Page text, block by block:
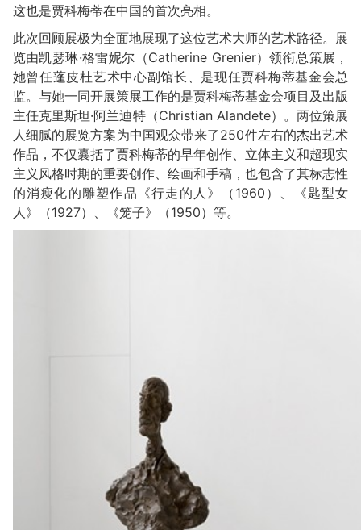
这也是贾科梅蒂在中国的首次亮相。
此次回顾展极为全面地展现了这位艺术大师的艺术路径。展
览由凯瑟琳·格雷妮尔（Catherine Grenier）领衔总策展，
她曾任蓬皮杜艺术中心副馆长、是现任贾科梅蒂基金会总
监。与她一同开展策展工作的是贾科梅蒂基金会项目及出版
主任克里斯坦·阿兰迪特（Christian Alandete）。两位策展
人细腻的展览方案为中国观众带来了250件左右的杰出艺术
作品，不仅囊括了贾科梅蒂的早年创作、立体主义和超现实
主义风格时期的重要创作、绘画和手稿，也包含了其标志性
的消瘦化的雕塑作品《行走的人》（1960）、《匙型女
人》（1927）、《笼子》（1950）等。